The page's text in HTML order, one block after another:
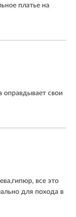
платье на
оправдывает свои
все это
для похода в